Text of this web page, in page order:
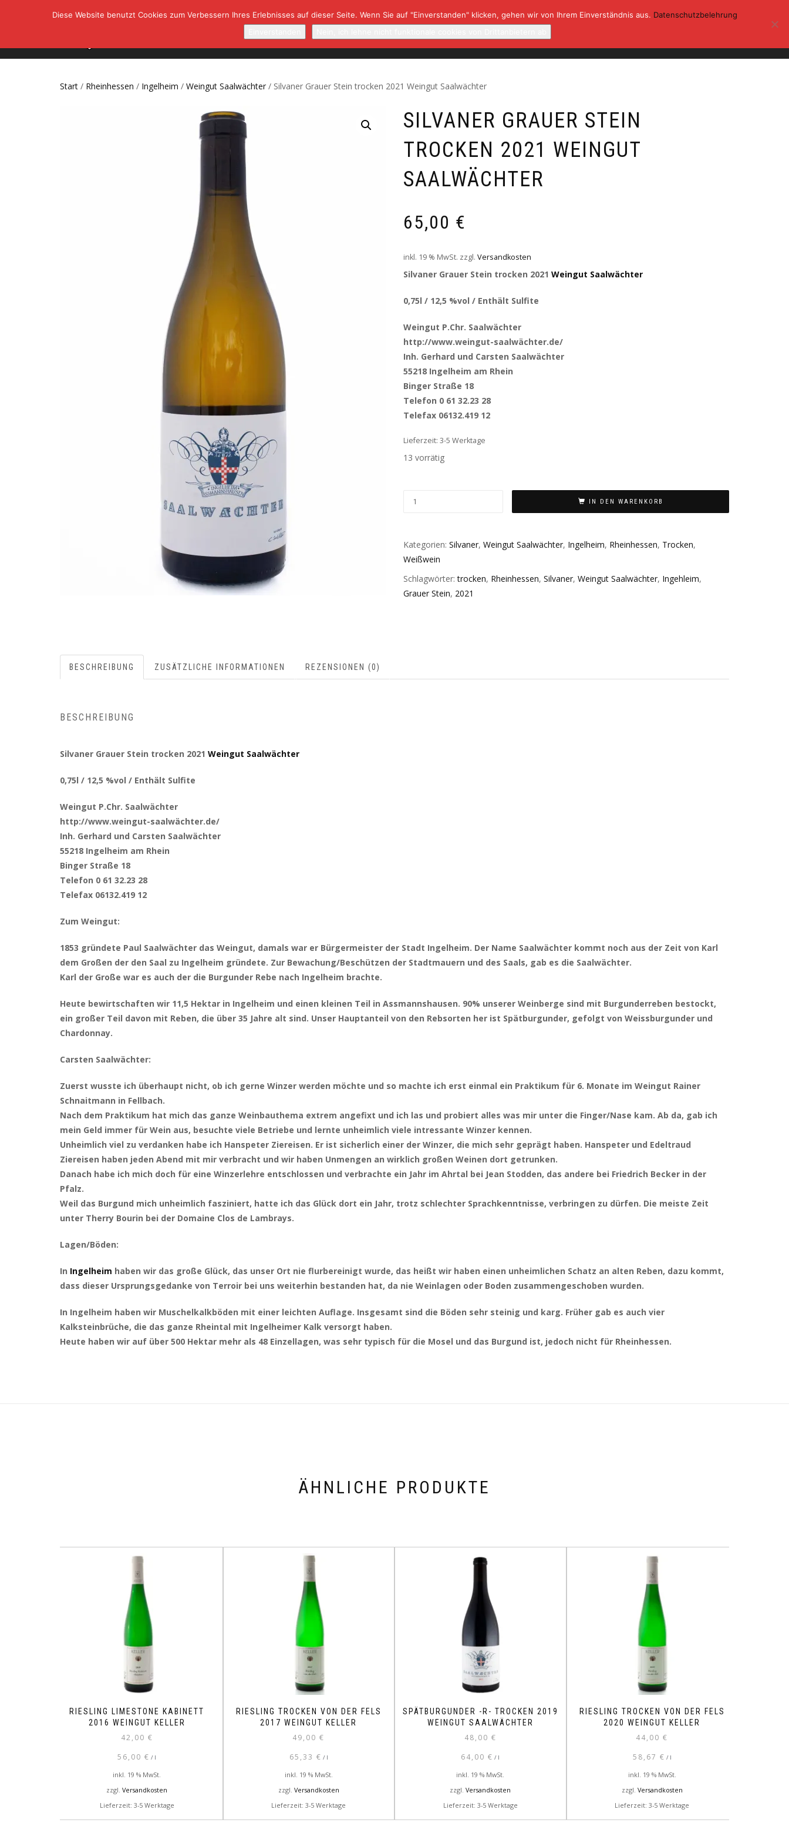
Start / Rheinhessen / Ingelheim / Weingut Saalwächter / Silvaner Grauer Stein trocken 2021 Weingut Saalwächter
SILVANER GRAUER STEIN
TROCKEN 2021 WEINGUT
SAALWÄCHTER
65,00 €
inkl. 19 % MwSt. zzgl. Versandkosten
Silvaner Grauer Stein trocken 2021 Weingut Saalwächter
0,75l / 12,5 %vol / Enthält Sulfite
Weingut P.Chr. Saalwächter
http://www.weingut-saalwächter.de/
Inh. Gerhard und Carsten Saalwächter
55218 Ingelheim am Rhein
Binger Straße 18
Telefon 0 61 32.23 28
Telefax 06132.419 12
Lieferzeit: 3-5 Werktage
13 vorrätig
IN DEN WARENKORB
Kategorien: Silvaner, Weingut Saalwächter, Ingelheim, Rheinhessen, Trocken,
Weißwein
Schlagwörter:trocken, Rheinhessen, Silvaner, Weingut Saalwächter, Ingehleim,
Grauer Stein, 2021
BESCHREIBUNG ZUSÄTZLICHE INFORMATIONEN REZENSIONEN (0)
BESCHREIBUNG
Silvaner Grauer Stein trocken 2021 Weingut Saalwächter
0,75l / 12,5 %vol / Enthält Sulfite
Weingut P.Chr. Saalwächter
http://www.weingut-saalwächter.de/
Inh. Gerhard und Carsten Saalwächter
55218 Ingelheim am Rhein
Binger Straße 18
Telefon 0 61 32.23 28
Telefax 06132.419 12
Zum Weingut:
1853 gründete Paul Saalwächter das Weingut, damals war er Bürgermeister der Stadt Ingelheim. Der Name Saalwächter kommt noch aus der Zeit von Karl
dem Großen der den Saal zu Ingelheim gründete. Zur Bewachung/Beschützen der Stadtmauern und des Saals, gab es die Saalwächter.
Karl der Große war es auch der die Burgunder Rebe nach Ingelheim brachte.
Heute bewirtschaften wir 11,5 Hektar in Ingelheim und einen kleinen Teil in Assmannshausen. 90% unserer Weinberge sind mit Burgunderreben bestockt,
ein großer Teil davon mit Reben, die über 35 Jahre alt sind. Unser Hauptanteil von den Rebsorten her ist Spätburgunder, gefolgt von Weissburgunder und
Chardonnay.
Carsten Saalwächter:
Zuerst wusste ich überhaupt nicht, ob ich gerne Winzer werden möchte und so machte ich erst einmal ein Praktikum für 6. Monate im Weingut Rainer
Schnaitmann in Fellbach.
Nach dem Praktikum hat mich das ganze Weinbauthema extrem angefixt und ich las und probiert alles was mir unter die Finger/Nase kam. Ab da, gab ich
mein Geld immer für Wein aus, besuchte viele Betriebe und lernte unheimlich viele intressante Winzer kennen.
Unheimlich viel zu verdanken habe ich Hanspeter Ziereisen. Er ist sicherlich einer der Winzer, die mich sehr geprägt haben. Hanspeter und Edeltraud
Ziereisen haben jeden Abend mit mir verbracht und wir haben Unmengen an wirklich großen Weinen dort getrunken.
Danach habe ich mich doch für eine Winzerlehre entschlossen und verbrachte ein Jahr im Ahrtal bei Jean Stodden, das andere bei Friedrich Becker in der
Pfalz.
Weil das Burgund mich unheimlich fasziniert, hatte ich das Glück dort ein Jahr, trotz schlechter Sprachkenntnisse, verbringen zu dürfen. Die meiste Zeit
unter Therry Bourin bei der Domaine Clos de Lambrays.
Lagen/Böden:
In Ingelheim haben wir das große Glück, das unser Ort nie flurbereinigt wurde, das heißt wir haben einen unheimlichen Schatz an alten Reben, dazu kommt,
dass dieser Ursprungsgedanke von Terroir bei uns weiterhin bestanden hat, da nie Weinlagen oder Boden zusammengeschoben wurden.
In Ingelheim haben wir Muschelkalkböden mit einer leichten Auflage. Insgesamt sind die Böden sehr steinig und karg. Früher gab es auch vier
Kalksteinbrüche, die das ganze Rheintal mit Ingelheimer Kalk versorgt haben.
Heute haben wir auf über 500 Hektar mehr als 48 Einzellagen, was sehr typisch für die Mosel und das Burgund ist, jedoch nicht für Rheinhessen.
ÄHNLICHE PRODUKTE
RIESLING LIMESTONE KABINETT
2016 WEINGUT KELLER
42,00 €
56,00€ / l
inkl. 19 % MwSt.
zzgl.Versandkosten
Lieferzeit: 3-5 Werktage
RIESLING TROCKEN VON DER FELS
2017 WEINGUT KELLER
49,00€
65,33 € / l
inkl. 19 % MwSt.
zzgl. Versandkosten
Lieferzeit: 3-5 Werktage
SPÄTBURGUNDER -R- TROCKEN 2019
WEINGUT SAALWÄCHTER
48,00 €
64,00€ / l
inkl. 19 % MwSt.
zzgl.Versandkosten
Lieferzeit: 3-5 Werktage
RIESLING TROCKEN VON DER FELS
2020 WEINGUT KELLER
44,00€
58,67 € / l
inkl. 19 % MwSt.
zzgl. Versandkosten
Lieferzeit: 3-5 Werktage
Diese Website benutzt Cookies zum Verbessern Ihres Erlebnisses auf dieser Seite. Wenn Sie auf "Einverstanden" klicken, gehen wir von Ihrem Einverständnis aus. Datenschutzbelehrung